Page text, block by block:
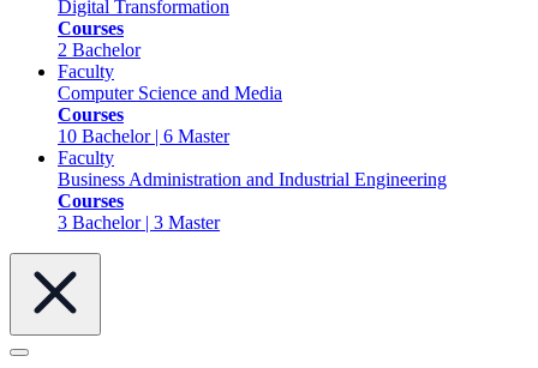
Digital Transformation
Courses
2 Bachelor
Faculty
Computer Science and Media
Courses
10 Bachelor | 6 Master
Faculty
Business Administration and Industrial Engineering
Courses
3 Bachelor | 3 Master